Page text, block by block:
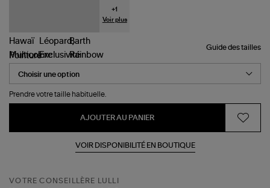
+1
Voir plus
Guide des tailles
Pointure
Prendre votre taille habituelle.
AJOUTER AU PANIER
VOIR DISPONIBILITÉ EN BOUTIQUE
VOTRE CONSEILLÈRE LULLI